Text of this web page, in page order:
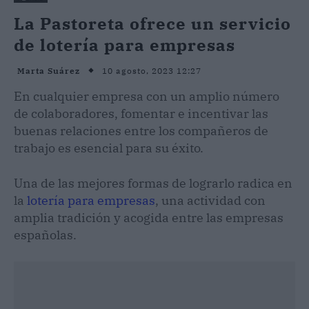
La Pastoreta ofrece un servicio
de lotería para empresas
Marta Suárez 10 agosto, 2023 12:27
En cualquier empresa con un amplio número
de colaboradores, fomentar e incentivar las
buenas relaciones entre los compañeros de
trabajo es esencial para su éxito.
Una de las mejores formas de lograrlo radica en
la lotería para empresas, una actividad con
amplia tradición y acogida entre las empresas
españolas.